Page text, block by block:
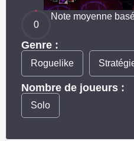
0
Note moyenne
Genre :
Roguelike
Nombre de joueurs :
Solo